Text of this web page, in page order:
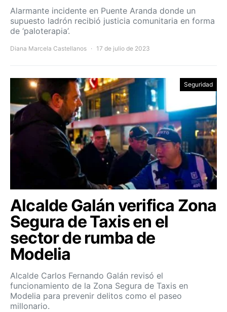
Alarmante incidente en Puente Aranda donde un
supuesto ladrón recibió justicia comunitaria en forma
de ‘paloterapia’.
Diana Marcela Castellanos 17 de julio de 2023
Seguridad
Alcalde Galán verifica Zona
Segura de Taxis en el
sector de rumba de
Modelia
Alcalde Carlos Fernando Galán revisó el
funcionamiento de la Zona Segura de Taxis en
Modelia para prevenir delitos como el paseo
millonario.